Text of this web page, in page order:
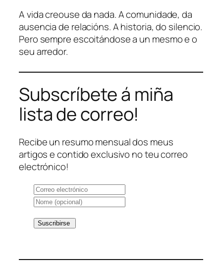
A vida creouse da nada. A comunidade, da
ausencia de relacións. A historia, do silencio.
Pero sempre escoitándose a un mesmo e o
seu arredor.
Subscríbete á miña
lista de correo!
Recibe un resumo mensual dos meus
artigos e contido exclusivo no teu correo
electrónico!